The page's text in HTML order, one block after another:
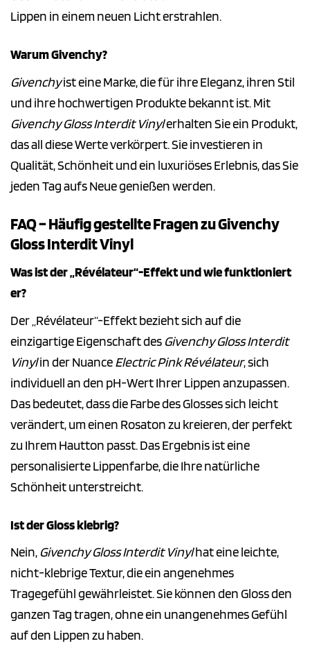
Lippen in einem neuen Licht erstrahlen.
Warum Givenchy?
Givenchyist eine Marke, die für ihre Eleganz, ihren Stil
und ihre hochwertigen Produkte bekannt ist. Mit
Givenchy Gloss Interdit Vinylerhalten Sie ein Produkt,
das all diese Werte verkörpert. Sie investieren in
Qualität, Schönheit und ein luxuriöses Erlebnis, das Sie
jeden Tag aufs Neue genießen werden.
FAQ – Häufig gestellte Fragen zu Givenchy
Gloss Interdit Vinyl
Was ist der „Révélateur“-Effekt und wie funktioniert
er?
Der „Révélateur“-Effekt bezieht sich auf die
einzigartige Eigenschaft des Givenchy Gloss Interdit
Vinylin der NuanceElectric Pink Révélateur, sich
individuell an den pH-Wert Ihrer Lippen anzupassen.
Das bedeutet, dass die Farbe des Glosses sich leicht
verändert, um einen Rosaton zu kreieren, der perfekt
zu Ihrem Hautton passt. Das Ergebnis ist eine
personalisierte Lippenfarbe, die Ihre natürliche
Schönheit unterstreicht.
Ist der Gloss klebrig?
Nein, Givenchy Gloss Interdit Vinylhat eine leichte,
nicht-klebrige Textur, die ein angenehmes
Tragegefühl gewährleistet. Sie können den Gloss den
ganzen Tag tragen, ohne ein unangenehmes Gefühl
auf den Lippen zu haben.